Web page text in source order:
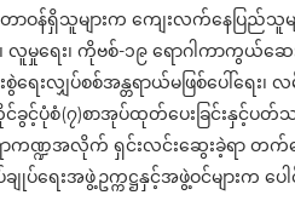
သူများက ကျေးလက်နေပြည်သူများအ
၊ လူမှုရေး၊ ကိုဗစ်-၁၉ ရောဂါကာကွယ်ဆေ
စွဲရေးလျှပ်စစ်အန္တရာယ်မဖြစ်ပေါ်ရေ
င့်ပုံစံ(၇)စာအုပ်ထုတ်ပေးခြင်းနှင့်ပ
ဏ္ဍအလိုက် ရှင်းလင်းဆွေးခဲ့ရာ တက်ရေ
ျုပ်ရေးအဖွဲ့ဥက္ကဋ္ဌနှင့်အဖွဲ့ဝင်များက